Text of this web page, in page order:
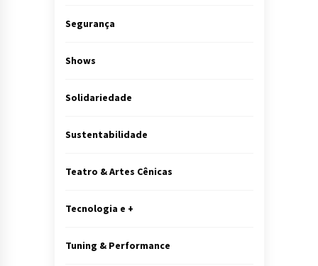
Segurança
Shows
Solidariedade
Sustentabilidade
Teatro & Artes Cênicas
Tecnologia e +
Tuning & Performance